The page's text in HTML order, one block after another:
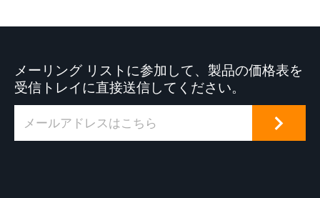
メーリング リストに参加して、製品の価格表を
受信トレイに直接送信してください。